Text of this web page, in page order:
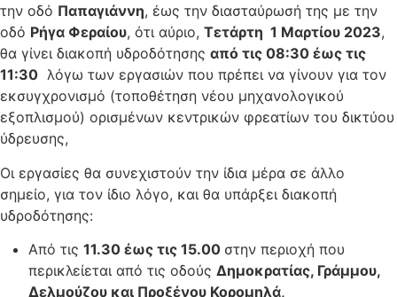
την οδό Παπαγιάννη, έως την διασταύρωσή της με την
οδό Ρήγα Φεραίου, ότι αύριο, Τετάρτη 1 Μαρτίου 2023,
θα γίνει διακοπή υδροδότησης από τις 08:30 έως τις
11:30 λόγω των εργασιών που πρέπει να γίνουν για τον
εκσυγχρονισμό (τοποθέτηση νέου μηχανολογικού
εξοπλισμού) ορισμένων κεντρικών φρεατίων του δικτύου
ύδρευσης,
Οι εργασίες θα συνεχιστούν την ίδια μέρα σε άλλο
σημείο, για τον ίδιο λόγο, και θα υπάρξει διακοπή
υδροδότησης:
Από τις 11.30 έως τις 15.00 στην περιοχή που
περικλείεται από τις οδούς Δημοκρατίας, Γράμμου,
Δελμούζου και Προξένου Κορομηλά,